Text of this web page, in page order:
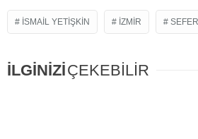
ISMAIL YETIŞKIN IZMIR
İLGİNİZİÇEKEBİLİR